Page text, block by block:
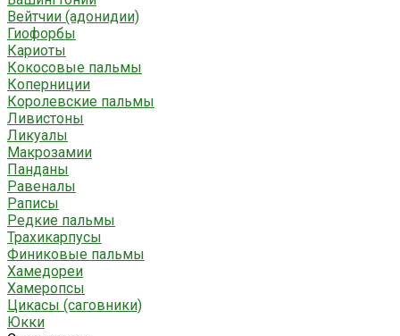
Вейтчии (адонидии)
Гиофорбы
Кариоты
Кокосовые пальмы
Коперниции
Королевские пальмы
Ливистоны
Ликуалы
Макрозамии
Панданы
Равеналы
Раписы
Редкие пальмы
Трахикарпусы
Финиковые пальмы
Хамедореи
Хамеропсы
Цикасы (саговники)
Юкки